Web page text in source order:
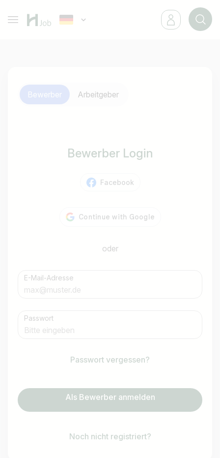
Bewerber Arbeitgeber
Bewerber Login
Facebook
oder
E-Mail-Adresse
Passwort
Passwort vergessen?
Als Bewerber anmelden
Noch nicht registriert?